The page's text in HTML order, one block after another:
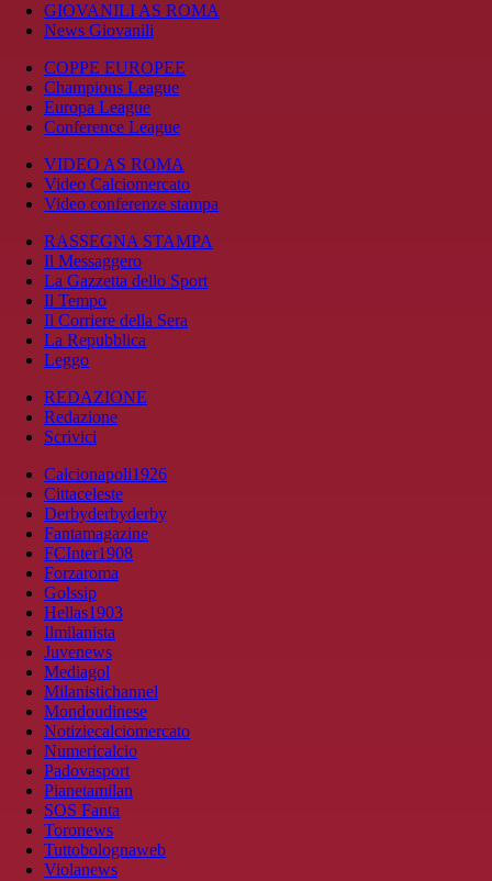
GIOVANILI AS ROMA
News Giovanili
COPPE EUROPEE
Champions League
Europa League
Conference League
VIDEO AS ROMA
Video Calciomercato
Video conferenze stampa
RASSEGNA STAMPA
Il Messaggero
La Gazzetta dello Sport
Il Tempo
Il Corriere della Sera
La Repubblica
Leggo
REDAZIONE
Redazione
Scrivici
Calcionapoli1926
Cittaceleste
Derbyderbyderby
Fantamagazine
FCInter1908
Forzaroma
Golssip
Hellas1903
Ilmilanista
Juvenews
Mediagol
Milanistichannel
Mondoudinese
Notiziecalciomercato
Numericalcio
Padovasport
Pianetamilan
SOS Fanta
Toronews
Tuttobolognaweb
Violanews